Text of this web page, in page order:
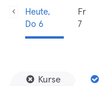
Heute,
Do 6
Fr
7
Kurse